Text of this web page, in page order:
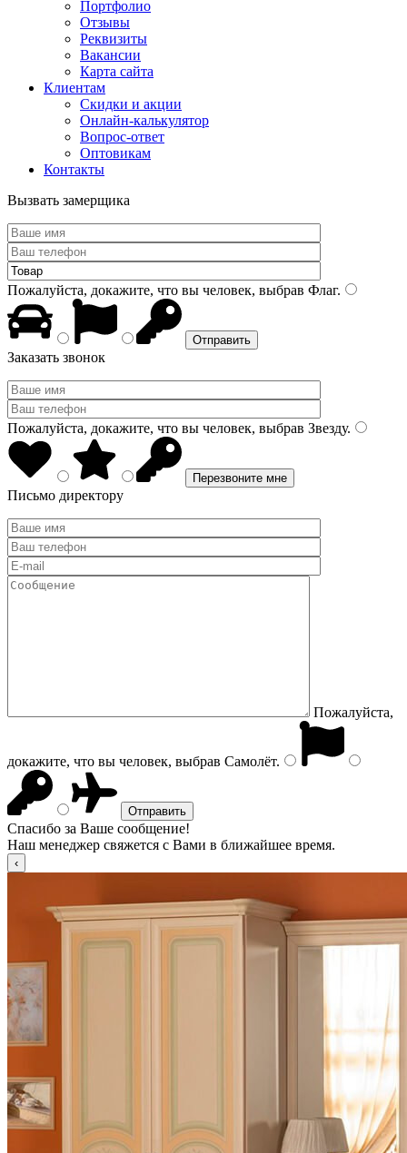
Портфолио
Отзывы
Реквизиты
Вакансии
Карта сайта
Клиентам
Скидки и акции
Онлайн-калькулятор
Вопрос-ответ
Оптовикам
Контакты
Вызвать замерщика
Пожалуйста, докажите, что вы человек, выбрав Флаг.
Заказать звонок
Пожалуйста, докажите, что вы человек, выбрав Звезду.
Письмо директору
Пожалуйста,
докажите, что вы человек, выбрав Самолёт.
Спасибо за Ваше сообщение!
Наш менеджер свяжется с Вами в ближайшее время.